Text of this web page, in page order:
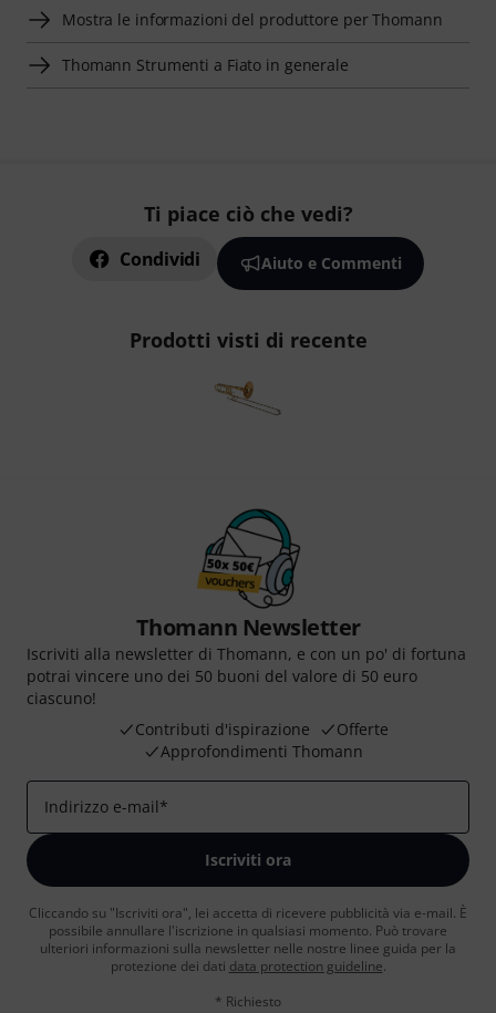
Mostra le informazioni del produttore per Thomann
Thomann Strumenti a Fiato in generale
Ti piace ciò che vedi?
Condividi Aiuto e Commenti
Prodotti visti di recente
Thomann Newsletter
Iscriviti alla newsletter di Thomann, e con un po' di fortuna
potrai vincere uno dei 50 buoni del valore di 50 euro
ciascuno!
Contributi d'ispirazione
Offerte
Approfondimenti Thomann
Indirizzo e-mail*
Iscriviti ora
Cliccando su "Iscriviti ora", lei accetta di ricevere pubblicità via e-mail. È
possibile annullare l'iscrizione in qualsiasi momento. Può trovare
ulteriori informazioni sulla newsletter nelle nostre linee guida per la
protezione dei dati data protection guideline.
* Richiesto